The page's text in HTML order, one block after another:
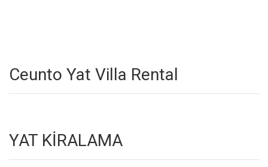
Ceunto Yat Villa Rental
YAT KİRALAMA